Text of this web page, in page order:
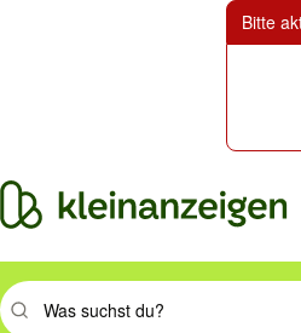
Bitte
Suchbegriff eingeben. Eingabetaste